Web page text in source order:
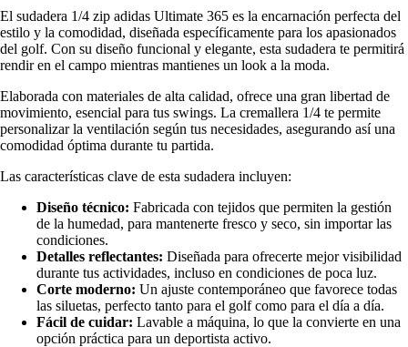
El sudadera 1/4 zip adidas Ultimate 365 es la encarnación perfecta del
estilo y la comodidad, diseñada específicamente para los apasionados
del golf. Con su diseño funcional y elegante, esta sudadera te permitirá
rendir en el campo mientras mantienes un look a la moda.
Elaborada con materiales de alta calidad, ofrece una gran libertad de
movimiento, esencial para tus swings. La cremallera 1/4 te permite
personalizar la ventilación según tus necesidades, asegurando así una
comodidad óptima durante tu partida.
Las características clave de esta sudadera incluyen:
Diseño técnico: Fabricada con tejidos que permiten la gestión
de la humedad, para mantenerte fresco y seco, sin importar las
condiciones.
Detalles reflectantes: Diseñada para ofrecerte mejor visibilidad
durante tus actividades, incluso en condiciones de poca luz.
Corte moderno: Un ajuste contemporáneo que favorece todas
las siluetas, perfecto tanto para el golf como para el día a día.
Fácil de cuidar: Lavable a máquina, lo que la convierte en una
opción práctica para un deportista activo.